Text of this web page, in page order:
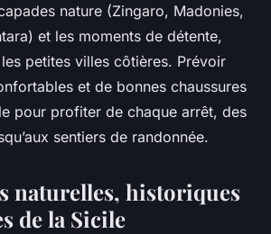
nature (Zingaro, Madonies,
et les moments de détente,
petites villes côtières. Prévoir
et de bonnes chaussures
pour profiter de chaque arrêt, des
sentiers de randonnée.
naturelles, historiques
de la Sicile